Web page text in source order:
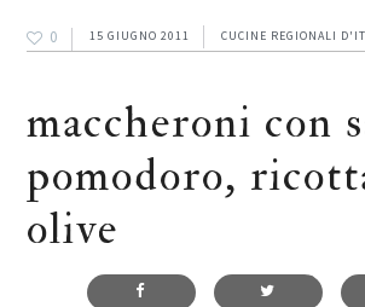
0 15 GIUGNO 2011 CUCINE REGIONALI
maccheroni con
pomodoro,
olive